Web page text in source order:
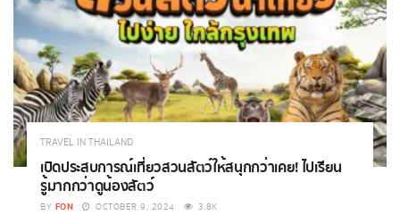
TRAVEL IN THAILAND
เปิดประสบการณ์เที่ยวสวนสัตว์ให้สนุกกว่าเคย! ไปเรียน
รู้มากกว่าดูน้องสัตว์
BY FON OCTOBER 9, 2024 3.8K